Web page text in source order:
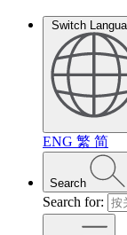
Switch
ENG 繁 简
Search
Search for: